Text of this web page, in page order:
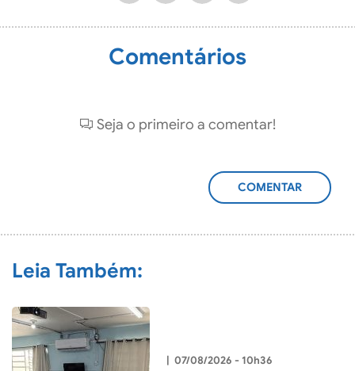
Comentários
Seja o primeiro a comentar!
ADICIONAR
Leia Também:
| 07/08/2026 - 10h36